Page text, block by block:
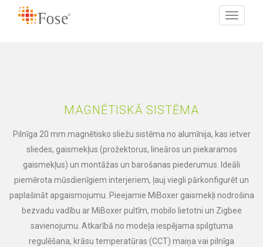
Toggle
MAGNĒTISKĀ SISTĒMA
Pilnīga 20 mm magnētisko sliežu sistēma no alumīnija, kas ietver
sliedes, gaismekļus (prožektorus, lineāros un piekaramos
gaismekļus) un montāžas un barošanas piederumus. Ideāli
piemērota mūsdienīgiem interjeriem, ļauj viegli pārkonfigurēt un
paplašināt apgaismojumu. Pieejamie MiBoxer gaismekļi nodrošina
bezvadu vadību ar MiBoxer pultīm, mobilo lietotni un Zigbee
savienojumu. Atkarībā no modeļa iespējama spilgtuma
regulēšana, krāsu temperatūras (CCT) maiņa vai pilnīga